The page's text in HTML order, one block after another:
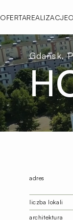
OFERTAREALIZACJE
Gdańsk,
adres
liczba lokali
architektura